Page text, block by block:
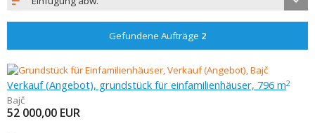
Gefundene Aufträge 2
Verkauf (Angebot), grundstück für einfamilienhäuser, 796 m2
Bajč
52 000,00 EUR